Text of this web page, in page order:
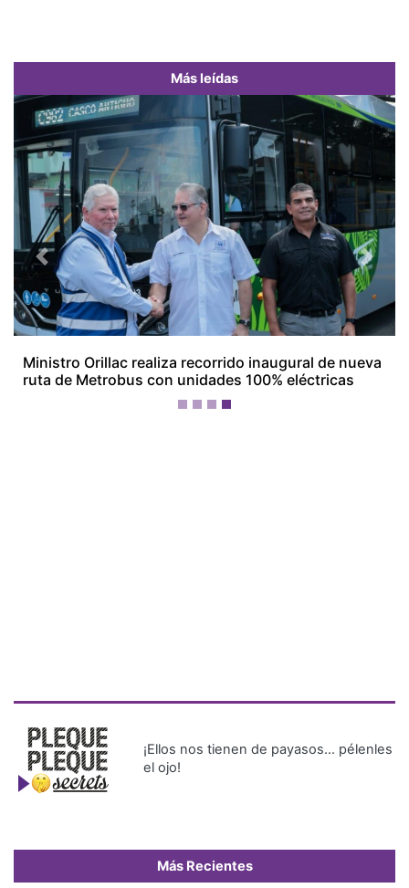
Más leídas
Empresarios de Aguadulce alertan por crisis
económica y ven en la minería una posible salida
Previous Next
¡Ellos nos tienen de payasos… pélenles
el ojo!
Más Recientes